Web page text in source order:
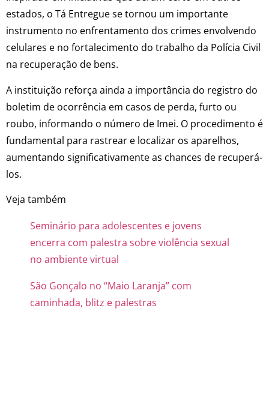
estados, o Tá Entregue se tornou um importante
instrumento no enfrentamento dos crimes envolvendo
celulares e no fortalecimento do trabalho da Polícia Civil
na recuperação de bens.
A instituição reforça ainda a importância do registro do
boletim de ocorrência em casos de perda, furto ou
roubo, informando o número de Imei. O procedimento é
fundamental para rastrear e localizar os aparelhos,
aumentando significativamente as chances de recuperá-
los.
Veja também
Seminário para adolescentes e jovens
encerra com palestra sobre violência sexual
no ambiente virtual
São Gonçalo no “Maio Laranja” com
caminhada, blitz e palestras